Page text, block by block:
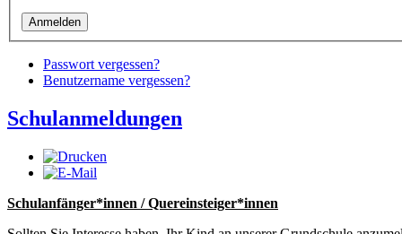
Passwort vergessen?
Benutzername vergessen?
Schulanmeldungen
Schulanfänger*innen / Quereinsteiger*innen